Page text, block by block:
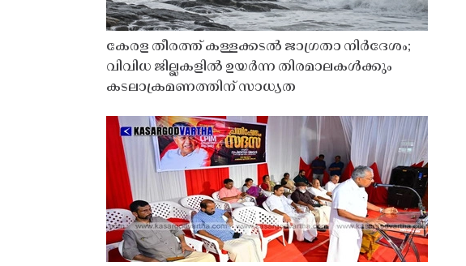
കേരള തീരത്ത് കള്ളക്കടൽ ജാഗ്രതാ നിർദേശം;
വിവിധ ജില്ലകളിൽ ഉയർന്ന തിരമാലകൾക്കും
കടലാക്രമണത്തിന് സാധ്യത